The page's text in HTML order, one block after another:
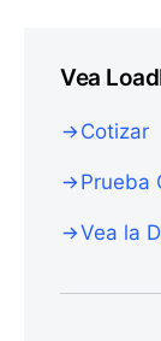
Vea
Cotizar
Prueba
Vea la